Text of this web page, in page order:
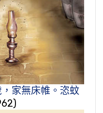
，家無床帷。恣蚊